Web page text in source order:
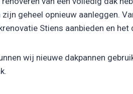
geheel opnieuw aanleggen.
Stiens aanbieden en
wij nieuwe dakpannen